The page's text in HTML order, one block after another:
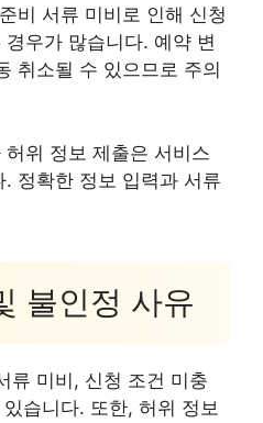
비 서류 미비로 인해 신청
우가 많습니다. 예약 변
취소될 수 있으므로 주의
위 정보 제출은 서비스
정확한 정보 입력과 서류
불인정 사유
류 미비, 신청 조건 미충
습니다. 또한, 허위 정보